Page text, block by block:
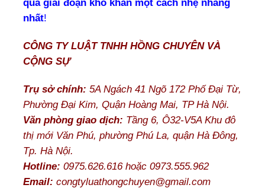
qua giai đoạn khó khăn một cách nhẹ nhàng
nhất!
CÔNG TY LUẬT TNHH HỒNG CHUYÊN VÀ
CỘNG SỰ
Trụ sở chính: 5A Ngách 41 Ngõ 172 Phố Đại Từ,
Phường Đại Kim, Quận Hoàng Mai, TP Hà Nội.
Văn phòng giao dịch: Tầng 6, Ô32-V5A Khu đô
thị mới Văn Phú, phường Phú La, quận Hà Đông,
Tp. Hà Nội.
Hotline: 0975.626.616 hoặc 0973.555.962
Email: congtyluathongchuyen@gmail.com